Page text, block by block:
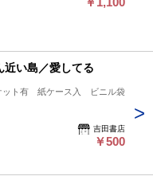
い島／愛してる
ット有 紙ケース入 ビニル袋
吉田書店
￥500